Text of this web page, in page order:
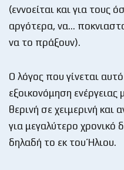
(εννοείται και για τους
αργότερα, να…
να το πράξουν).
Ο λόγος που γίνεται αυτό
εξοικονόμηση ενέργειας
θερινή σε χειμερινή και
για μεγαλύτερο
δηλαδή το εκ του Ήλιου.